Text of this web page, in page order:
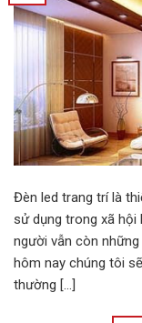
Đèn led trang trí là
sử dụng trong xã hội
người vẫn còn
hôm nay chúng tôi
thường […]